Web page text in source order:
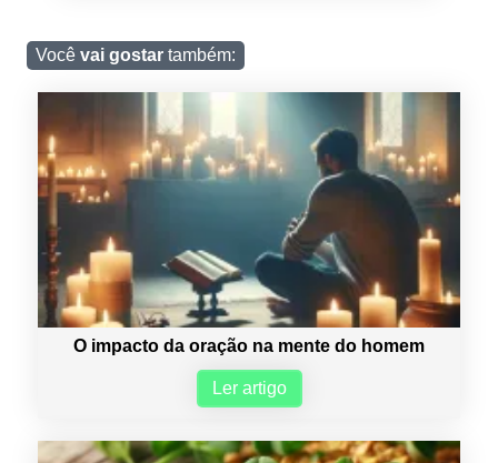
Você vai gostartambém:
O impacto da oração na mente do homem
Ler artigo